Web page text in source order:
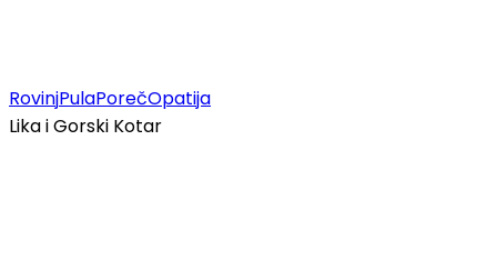
RovinjPulaPorečOpatija
Lika i Gorski Kotar